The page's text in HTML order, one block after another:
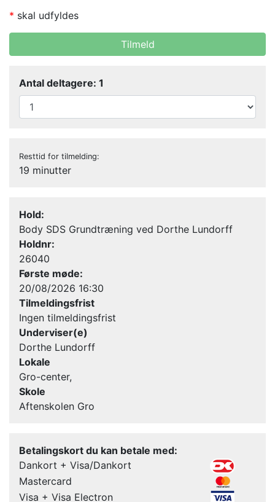
* skal udfyldes
Tilmeld
Antal deltagere: 1
Resttid for tilmelding:
19 minutter
Hold:
Body SDS Grundtræning ved Dorthe Lundorff
Holdnr:
26040
Første møde:
20/08/2026 16:30
Tilmeldingsfrist
Ingen tilmeldingsfrist
Underviser(e)
Dorthe Lundorff
Lokale
Gro-center,
Skole
Aftenskolen Gro
Betalingskort du kan betale med:
Dankort + Visa/Dankort
Mastercard
Visa + Visa Electron